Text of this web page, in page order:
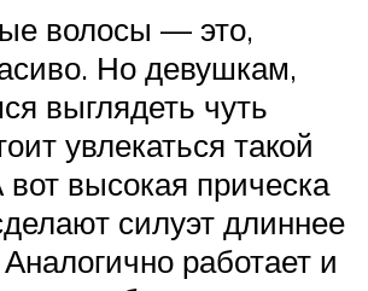
волосы — это,
Но девушкам,
выглядеть чуть
увлекаться такой
вот высокая прическа
силуэт длиннее
работает и